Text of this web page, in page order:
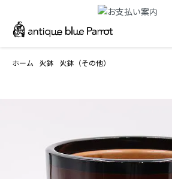
ホーム 火鉢 火鉢（その他）